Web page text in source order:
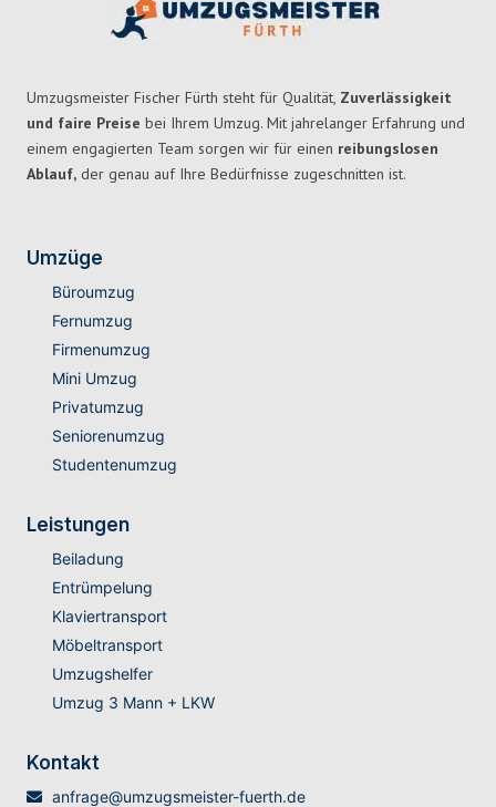
Umzugsmeister Fischer Fürth steht für Qualität, Zuverlässigkeit
und faire Preise bei Ihrem Umzug. Mit jahrelanger Erfahrung und
einem engagierten Team sorgen wir für einen reibungslosen
Ablauf, der genau auf Ihre Bedürfnisse zugeschnitten ist.
Umzüge
Büroumzug
Fernumzug
Firmenumzug
Mini Umzug
Privatumzug
Seniorenumzug
Studentenumzug
Leistungen
Beiladung
Entrümpelung
Klaviertransport
Möbeltransport
Umzugshelfer
Umzug 3 Mann + LKW
Kontakt
anfrage@umzugsmeister-fuerth.de